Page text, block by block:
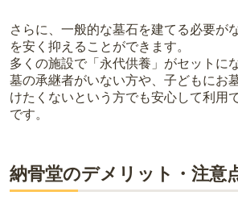
さらに、一般的な墓石を建てる必要が
を安く抑えることができます。
多くの施設で「永代供養」がセットに
墓の承継者がいない方や、子どもにお
けたくないという方でも安心して利用
です。
納骨堂のデメリット・注意